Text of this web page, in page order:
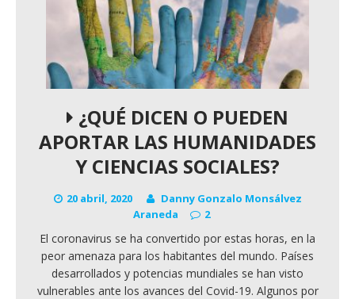
¿QUÉ DICEN O PUEDEN
APORTAR LAS HUMANIDADES
Y CIENCIAS SOCIALES?
20 abril, 2020
Danny Gonzalo Monsálvez
Araneda
2
El coronavirus se ha convertido por estas horas, en la
peor amenaza para los habitantes del mundo. Países
desarrollados y potencias mundiales se han visto
vulnerables ante los avances del Covid-19. Algunos por